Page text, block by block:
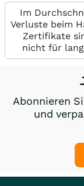
Im
Verluste beim
Zertifikate
nicht für
Abonnieren
und